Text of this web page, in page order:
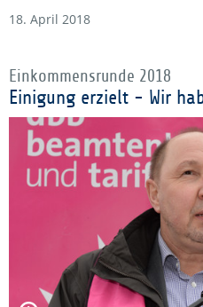
18. April 2018
Einkommensrunde 2018
Einigung erzielt - Wir